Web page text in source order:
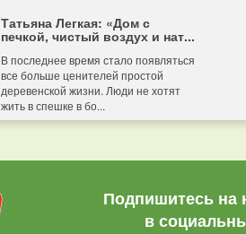
Татьяна Легкая: «Дом с
печкой, чистый воздух и нат...
В последнее время стало появляться
все больше ценителей простой
деревенской жизни. Люди не хотят
жить в спешке в бо...
Подпишитесь на
в